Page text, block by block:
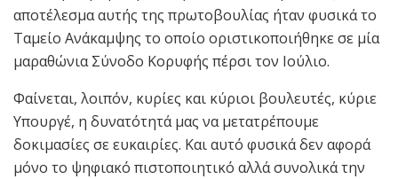
αποτέλεσμα αυτής της πρωτοβουλίας ήταν φυσικά το
Ταμείο Ανάκαμψης το οποίο οριστικοποιήθηκε σε μία
μαραθώνια Σύνοδο Κορυφής πέρσι τον Ιούλιο.
Φαίνεται, λοιπόν, κυρίες και κύριοι βουλευτές, κύριε
Υπουργέ, η δυνατότητά μας να μετατρέπουμε
δοκιμασίες σε ευκαιρίες. Και αυτό φυσικά δεν αφορά
μόνο το ψηφιακό πιστοποιητικό αλλά συνολικά την